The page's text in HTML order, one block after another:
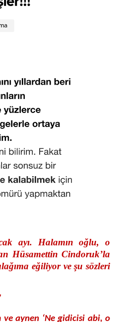
ayı. Halamın oğlu, o
Hüsamettin Cindoruk’la
eğiliyor ve şu sözleri
ve aynen ‘Ne gidicisi abi, o